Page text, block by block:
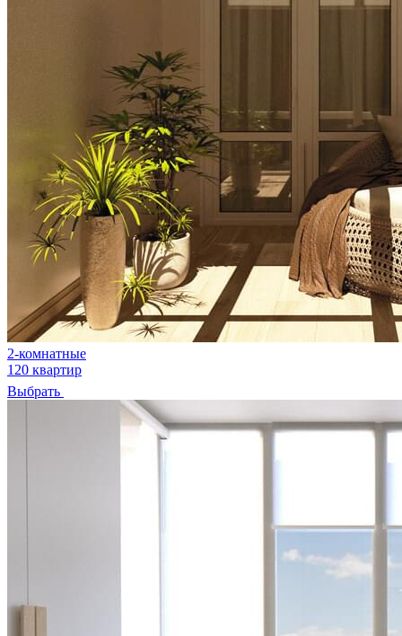
2-комнатные
120 квартир
Выбрать